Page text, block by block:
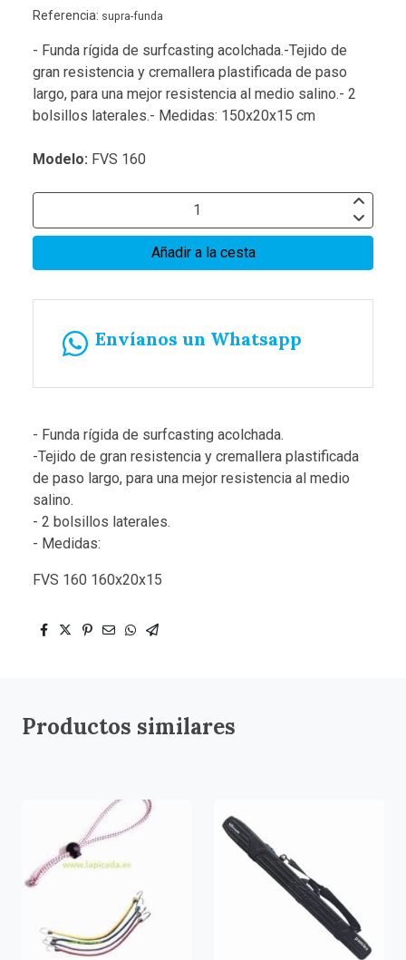
Referencia: supra-funda
- Funda rígida de surfcasting acolchada.-Tejido de
gran resistencia y cremallera plastificada de paso
largo, para una mejor resistencia al medio salino.- 2
bolsillos laterales.- Medidas: 150x20x15 cm
Modelo: FVS 160
Añadir a la cesta
Envíanos un Whatsapp
- Funda rígida de surfcasting acolchada.
-Tejido de gran resistencia y cremallera plastificada
de paso largo, para una mejor resistencia al medio
salino.
- 2 bolsillos laterales.
- Medidas:
FVS 160 160x20x15
Productos similares